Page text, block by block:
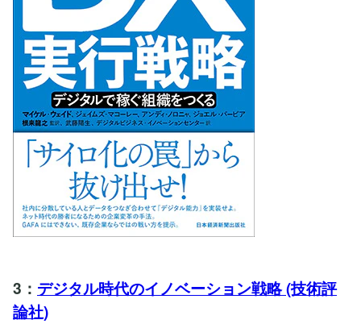
3： デジタル時代のイノベーション戦略 (技術評
論社)